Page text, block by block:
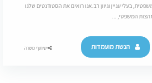
עניין וגיוון רב.אנו רואים את הסטודנטים שלנו
...
הגשת מועמדות שיתוף משרה